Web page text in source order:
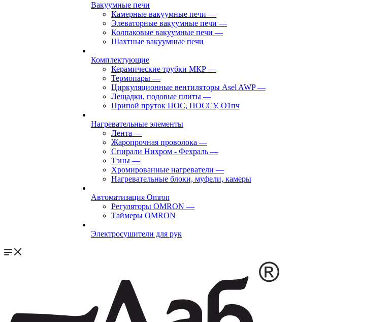
Вакуумные печи
Камерные вакуумные печи —
Элеваторные вакуумные печи —
Колпаковые вакуумные печи —
Шахтные вакуумные печи
Комплектующие
Керамические трубки МКР —
Термопары —
Циркуляционные вентиляторы Asel AWP—
Лещадки, подовые плиты —
Припой пруток ПОС, ПОССУ, О1пч
Нагревательные элементы
Лента —
Жаропрочная проволока —
Спирали Нихром - Фехраль —
Тэны —
Хромированные нагреватели —
Нагревательные блоки, муфели, камеры
Автоматизация Omron
Регуляторы OMRON —
Таймеры OMRON
Электросушители для рук